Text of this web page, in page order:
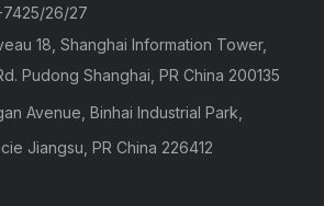
26/27
18, Shanghai Information Tower,
Pudong Shanghai, PR China 200135
Avenue, Binhai Industrial Park,
Jiangsu, PR China 226412